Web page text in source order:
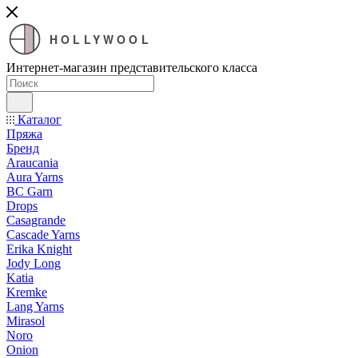
HOLLYWOOL
Интернет-магазин представительского класса
Каталог
Пряжа
Бренд
Araucania
Aura Yarns
BC Garn
Drops
Casagrande
Cascade Yarns
Erika Knight
Jody Long
Katia
Kremke
Lang Yarns
Mirasol
Noro
Onion